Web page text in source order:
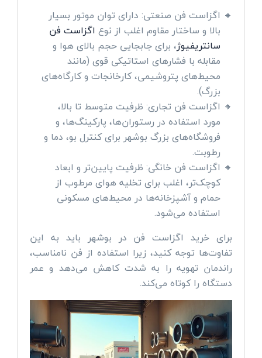
اگزاست فن صنعتی: دارای توان موتور بسیار
بالا و ساختار مقاوم اغلب از نوع اگزاست فن
سانتریفیوژ، برای جابجایی حجم بالای هوا و
مقابله با فشارهای استاتیکی قوی (مانند
محیط‌های پتروشیمی، کارخانجات و کارگاه‌های
بزرگ).
اگزاست فن تجاری: ظرفیت متوسط تا بالا،
مورد استفاده در رستوران‌ها، پارکینگ‌ها، و
فروشگاه‌های بزرگ بوشهر برای کنترل بو، دما و
رطوبت.
اگزاست فن خانگی: ظرفیت پایین‌تر و ابعاد
کوچک‌تر، اغلب برای تخلیه هوای مرطوب از
حمام و آشپزخانه‌ها در محیط‌های مسکونی
استفاده می‌شود.
برای خرید اگزاست فن در بوشهر باید به این
تفاوت‌ها توجه کنید، زیرا استفاده از فن نامناسب،
راندمان تهویه را به شدت کاهش می‌دهد و عمر
دستگاه را کوتاه می‌کند.